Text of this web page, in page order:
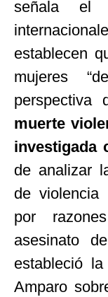
señala
establecen
mujeres
perspectiva
muerte
investigada
de analizar
de violencia
por
asesinato
estableció
Amparo